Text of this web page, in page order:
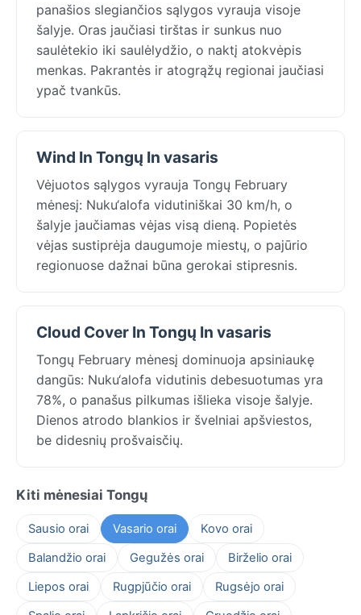
panašios slegiančios sąlygos vyrauja visoje
šalyje. Oras jaučiasi tirštas ir sunkus nuo
saulėtekio iki saulėlydžio, o naktį atokvėpis
menkas. Pakrantės ir atogrąžų regionai jaučiasi
ypač tvankūs.
Wind In Tongų In vasaris
Vėjuotos sąlygos vyrauja Tongų February
mėnesį: Nuku‘alofa vidutiniškai 30 km/h, o
šalyje jaučiamas vėjas visą dieną. Popietės
vėjas sustiprėja daugumoje miestų, o pajūrio
regionuose dažnai būna gerokai stipresnis.
Cloud Cover In Tongų In vasaris
Tongų February mėnesį dominuoja apsiniaukę
dangūs: Nuku‘alofa vidutinis debesuotumas yra
78%, o panašus pilkumas išlieka visoje šalyje.
Dienos atrodo blankios ir švelniai apšviestos,
be didesnių prošvaisčių.
Kiti mėnesiai Tongų
Sausio orai Vasario orai
Kovo orai
Balandžio orai
Gegužės orai
Birželio orai
Liepos orai
Rugpjūčio orai
Rugsėjo orai